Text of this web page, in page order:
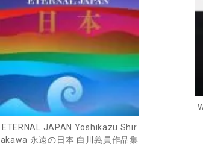
ETERNAL JAPAN Yoshikazu Shir
akawa 永遠の日本 白川義員作品集